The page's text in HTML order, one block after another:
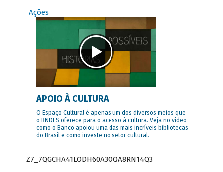
Ações
APOIO À CULTURA
O Espaço Cultural é apenas um dos diversos meios que
o BNDES oferece para o acesso à cultura. Veja no vídeo
como o Banco apoiou uma das mais incríveis bibliotecas
do Brasil e como investe no setor cultural.
Z7_7QGCHA41LODH60A3OQA8RN14Q3